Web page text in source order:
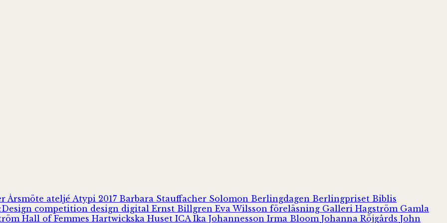
Årsmöte ateljé Atypi 2017 Barbara Stauffacher Solomon Berlingdagen Berlingpriset Biblis
competition design digital Ernst Billgren Eva Wilsson föreläsning Galleri Hagström Gamla
Hall of Femmes Hartwickska Huset ICA Ika Johannesson Irma Bloom Johanna Röjgårds John